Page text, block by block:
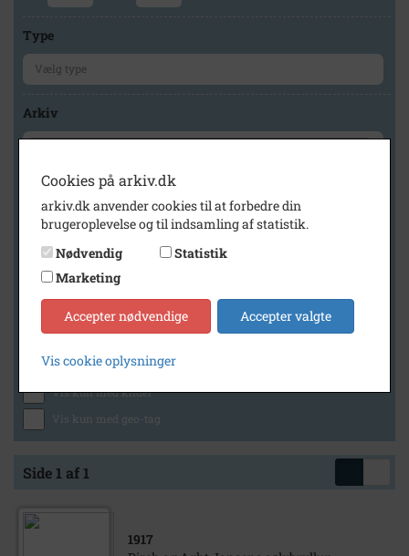
Type
Arkiv
Geografi
Generelt
Vis kun med billeder
Vis kun med lydklip
Vis kun med kilder
Vis kun med geo-tag
Side 1 af 1
1917
Cookies på arkiv.dk
arkiv.dk anvender cookies til at forbedre din
brugeroplevelse og til indsamling af statistik.
Nødvendig
Statistik
Marketing
Accepter nødvendige Accepter valgte
Vis cookie oplysninger